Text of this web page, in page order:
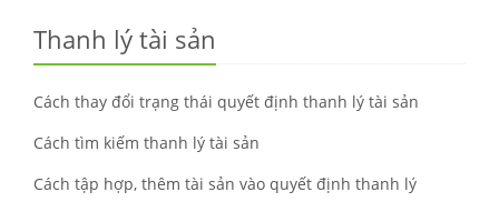
Thanh lý tài sản
Cách thay đổi trạng thái quyết định thanh lý tài sản
Cách tìm kiếm thanh lý tài sản
Cách tập hợp, thêm tài sản vào quyết định thanh lý